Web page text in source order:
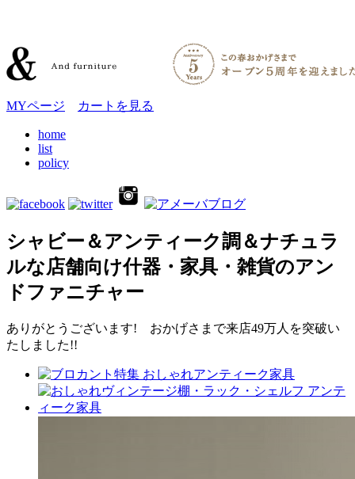
MYページ カートを見る
home
list
policy
シャビー＆アンティーク調＆ナチュラ
ルな店舗向け什器・家具・雑貨のアン
ドファニチャー
ありがとうございます! おかげさまで来店49万人を突破い
たしました!!